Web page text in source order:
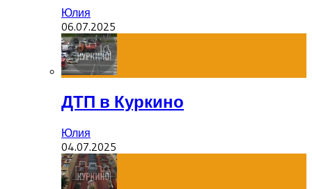
Юлия
06.07.2025
ДТП в Куркино
Юлия
04.07.2025